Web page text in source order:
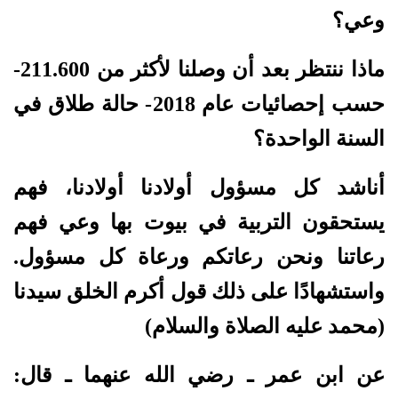
وعي؟
ماذا ننتظر بعد أن وصلنا لأكثر من 211.600-
حسب إحصائيات عام 2018- حالة طلاق في
السنة الواحدة؟
أناشد كل مسؤول أولادنا أولادنا، فهم
يستحقون التربية في بيوت بها وعي فهم
رعاتنا ونحن رعاتكم ورعاة كل مسؤول.
واستشهادًا على ذلك قول أكرم الخلق سيدنا
(محمد عليه الصلاة والسلام)
عن ابن عمر ـ رضي الله عنهما ـ قال: